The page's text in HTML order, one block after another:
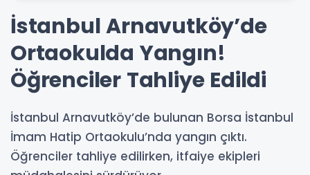
İstanbul Arnavutköy’de
Ortaokulda Yangın!
Öğrenciler Tahliye Edildi
İstanbul Arnavutköy’de bulunan Borsa İstanbul
İmam Hatip Ortaokulu’nda yangın çıktı.
Öğrenciler tahliye edilirken, itfaiye ekipleri